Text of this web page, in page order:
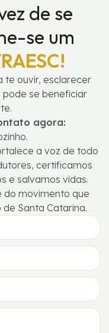
de se
se um
te ouvir, esclarecer
se beneficiar
agora:
a voz de todo
certificamos
e salvamos vidas.
do movimento que
Santa Catarina.